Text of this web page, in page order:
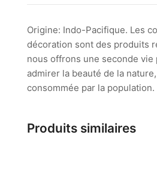
Origine: Indo-Pacifique. Les
décoration sont des produits
nous offrons une seconde vie
admirer la beauté de la
consommée par la population.
Produits similaires